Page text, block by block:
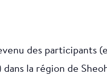
des participants
la région de